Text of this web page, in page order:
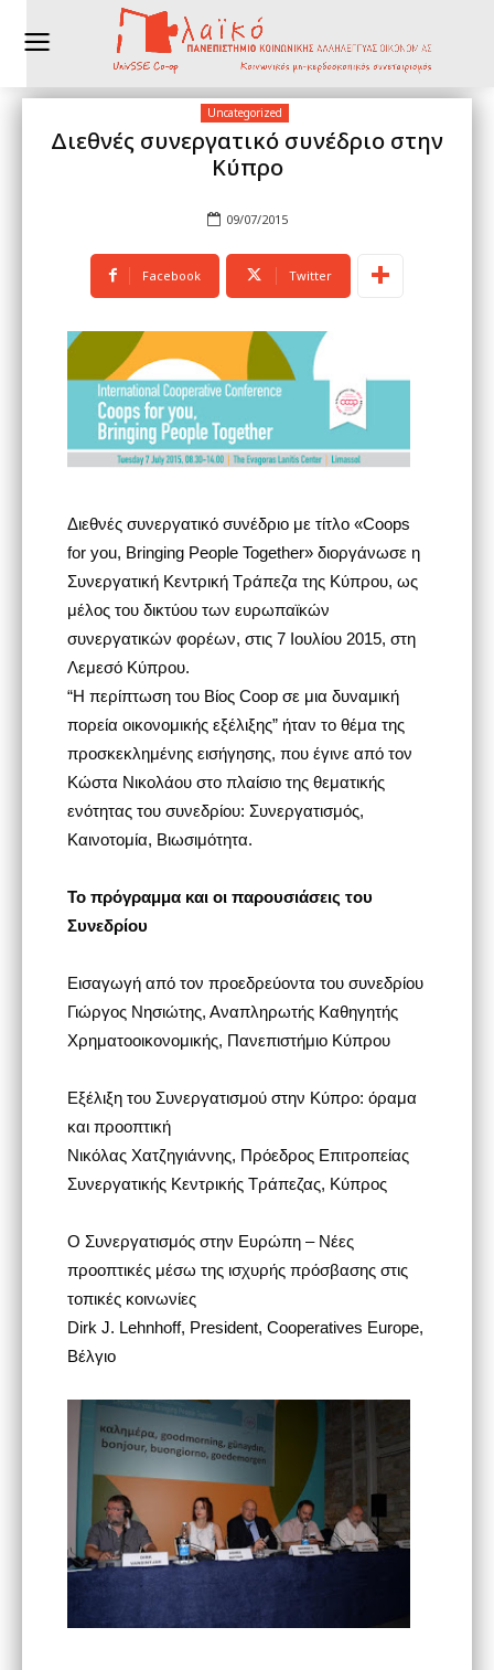
Uncategorized
Διεθνές συνεργατικό συνέδριο στην
Κύπρο
09/07/2015
Facebook Twitter
Διεθνές συνεργατικό συνέδριο με τίτλο «Coops
for you, Bringing People Together» διοργάνωσε η
Συνεργατική Κεντρική Τράπεζα της Κύπρου, ως
μέλος του δικτύου των ευρωπαϊκών
συνεργατικών φορέων, στις 7 Ιουλίου 2015, στη
Λεμεσό Κύπρου.
“Η περίπτωση του Βίος Coop σε μια δυναμική
πορεία οικονομικής εξέλιξης” ήταν το θέμα της
προσκεκλημένης εισήγησης, που έγινε από τον
Κώστα Νικολάου στο πλαίσιο της θεματικής
ενότητας του συνεδρίου: Συνεργατισμός,
Καινοτομία, Βιωσιμότητα.
Το πρόγραμμα και οι παρουσιάσεις του
Συνεδρίου
Εισαγωγή από τον προεδρεύοντα του συνεδρίου
Γιώργος Νησιώτης, Αναπληρωτής Καθηγητής
Χρηματοοικονομικής, Πανεπιστήμιο Κύπρου
Εξέλιξη του Συνεργατισμού στην Κύπρο: όραμα
και προοπτική
Νικόλας Χατζηγιάννης, Πρόεδρος Επιτροπείας
Συνεργατικής Κεντρικής Τράπεζας, Κύπρος
Ο Συνεργατισμός στην Ευρώπη – Νέες
προοπτικές μέσω της ισχυρής πρόσβασης στις
τοπικές κοινωνίες
Dirk J. Lehnhoff, President, Cooperatives Europe,
Βέλγιο